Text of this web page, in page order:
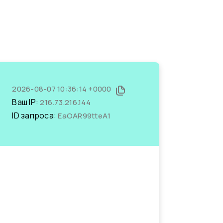
2026-08-07 10:36:14 +0000
Ваш IP:216.73.216.144
ID запроса:EaOAR99tteA1